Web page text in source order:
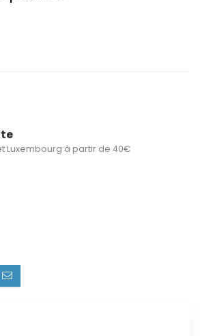
Luxembourg à partir de 40€